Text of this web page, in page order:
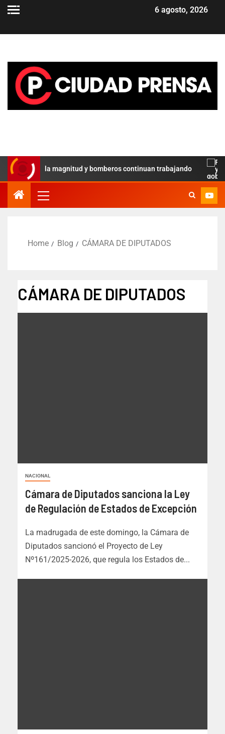
6 agosto, 2026
la magnitud y bomberos continuan trabajando Paz
Home Blog CÁMARA DE DIPUTADOS
CÁMARA DE DIPUTADOS
NACIONAL
Cámara de Diputados sanciona la Ley
de Regulación de Estados de Excepción
La madrugada de este domingo, la Cámara de
Diputados sancionó el Proyecto de Ley
Nº161/2025-2026, que regula los Estados de...